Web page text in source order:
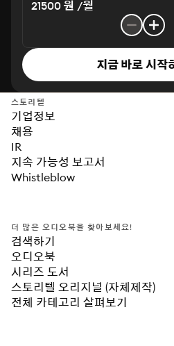
21500 원 /월
지금 바로 시작
스토리텔
기업정보
채용
IR
지속 가능성 보고서
Whistleblow
더 많은 오디오북을 찾아보세요!
검색하기
오디오북
시리즈 도서
스토리텔 오리지널 (자체제작)
전체 카테고리 살펴보기